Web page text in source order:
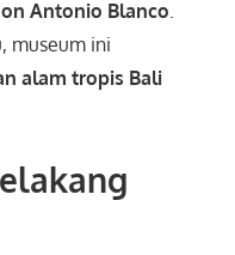
Antonio Blanco.
museum ini
alam tropis Bali